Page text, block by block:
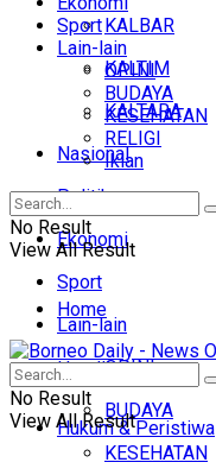
KALBAR
KALTIM
KALTARA
Nasional
Politik
Ekonomi
Sport
Lain-lain
OPINI
BUDAYA
KESEHATAN
Sport
Lain-lain
OPINI
BUDAYA
KESEHATAN
RELIGI
Iklan
No Result
View All Result
Home
Headline
Hukum & Peristiwa
No Result
View All Result